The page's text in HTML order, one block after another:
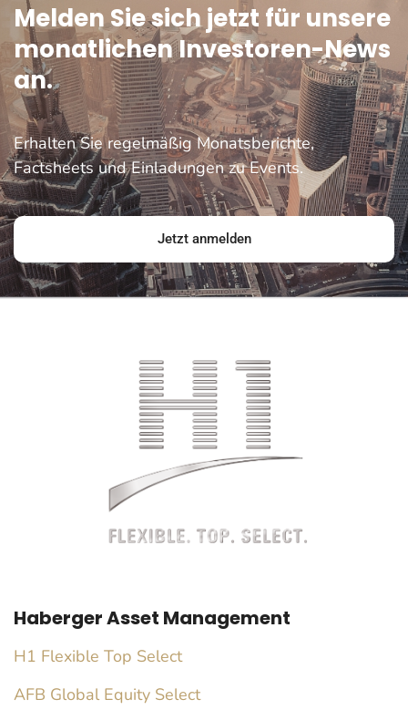
Melden Sie sich jetzt für unsere
monatlichen Investoren-News
an.
Erhalten Sie regelmäßig Monatsberichte,
Factsheets und Einladungen zu Events.
Jetzt anmelden
Haberger Asset Management
H1 Flexible Top Select
AFB Global Equity Select